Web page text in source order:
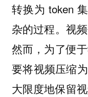
转换为 token
杂的过程。视
然而，为了便
要将视频压缩
大限度地保留